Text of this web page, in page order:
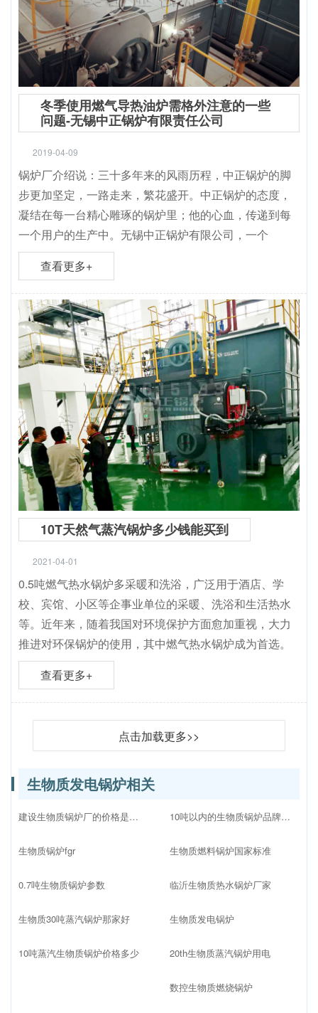
冬季使用燃气导热油炉需格外注意的一些
问题-无锡中正锅炉有限责任公司
2019-04-09
锅炉厂介绍说：三十多年来的风雨历程，中正锅炉的脚
步更加坚定，一路走来，繁花盛开。中正锅炉的态度，
凝结在每一台精心雕琢的锅炉里；他的心血，传递到每
一个用户的生产中。无锡中正锅炉有限公司，一个
查看更多+
10T天然气蒸汽锅炉多少钱能买到
2021-04-01
0.5吨燃气热水锅炉多采暖和洗浴，广泛用于酒店、学
校、宾馆、小区等企事业单位的采暖、洗浴和生活热水
等。近年来，随着我国对环境保护方面愈加重视，大力
推进对环保锅炉的使用，其中燃气热水锅炉成为首选。
查看更多+
点击加载更多>>
生物质发电锅炉相关
建设生物质锅炉厂的价格是多少
生物质锅炉fgr
0.7吨生物质锅炉参数
生物质30吨蒸汽锅炉那家好
10吨蒸汽生物质锅炉价格多少
10吨以内的生物质锅炉品牌十大排名
生物质燃料锅炉国家标准
临沂生物质热水锅炉厂家
生物质发电锅炉
20th生物质蒸汽锅炉用电
数控生物质燃烧锅炉